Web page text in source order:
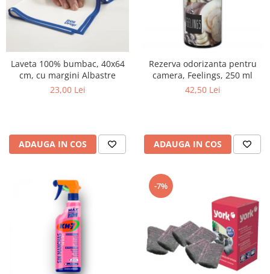
Laveta 100% bumbac, 40x64
cm, cu margini Albastre
23,00 Lei
ADAUGA IN COS
Rezerva odorizanta pentru
camera, Feelings, 250 ml
42,50 Lei
ADAUGA IN COS
-7%